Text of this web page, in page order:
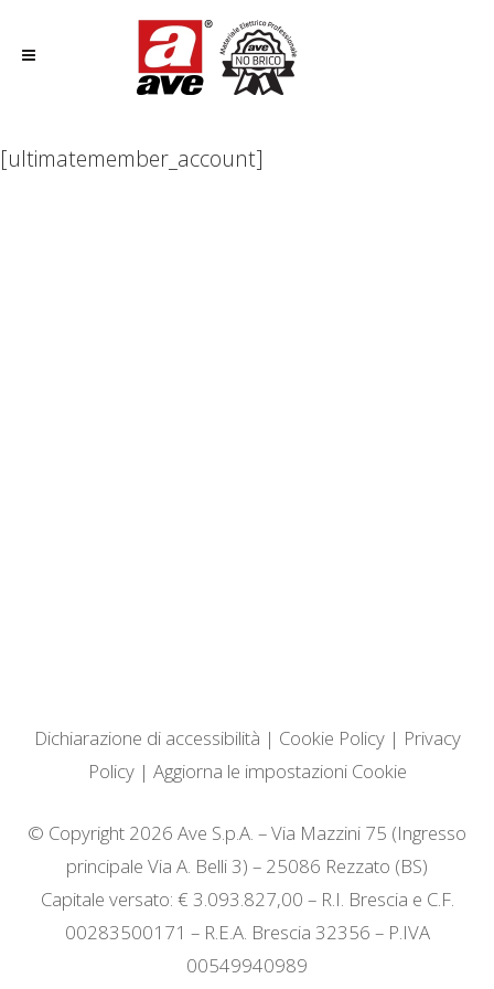
[ultimatemember_account]
Dichiarazione di accessibilità | Cookie Policy| Privacy
Policy| Aggiorna le impostazioni Cookie
© Copyright 2026 Ave S.p.A. – Via Mazzini 75 (Ingresso
principale Via A. Belli 3) – 25086 Rezzato (BS)
Capitale versato: € 3.093.827,00 – R.I. Brescia e C.F.
00283500171 – R.E.A. Brescia 32356 – P.IVA
00549940989